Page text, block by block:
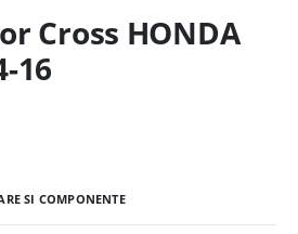
Cross HONDA
16
SI COMPONENTE